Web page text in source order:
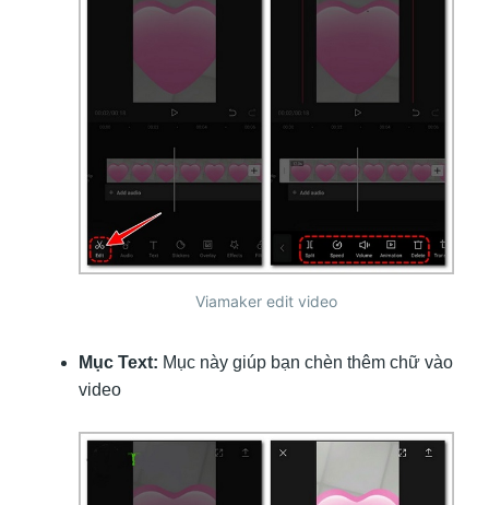
Viamaker edit video
Mục Text: Mục này giúp bạn chèn thêm chữ vào
video